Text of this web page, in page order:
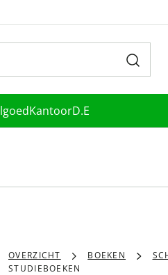
KantoorD.E
OVERZICHT BOEKEN
STUDIEBOEKEN